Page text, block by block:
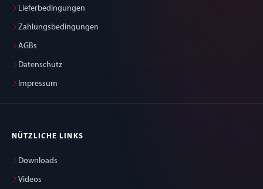
Lieferbedingungen
Zahlungsbedingungen
AGBs
Datenschutz
Impressum
NÜTZLICHE LINKS
Downloads
Videos